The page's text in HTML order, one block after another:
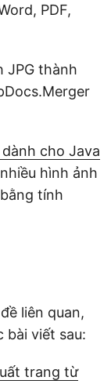
PDF,
JPG thành
cho Java
hình ảnh
tính
liên quan,
bài viết sau:
trang từ